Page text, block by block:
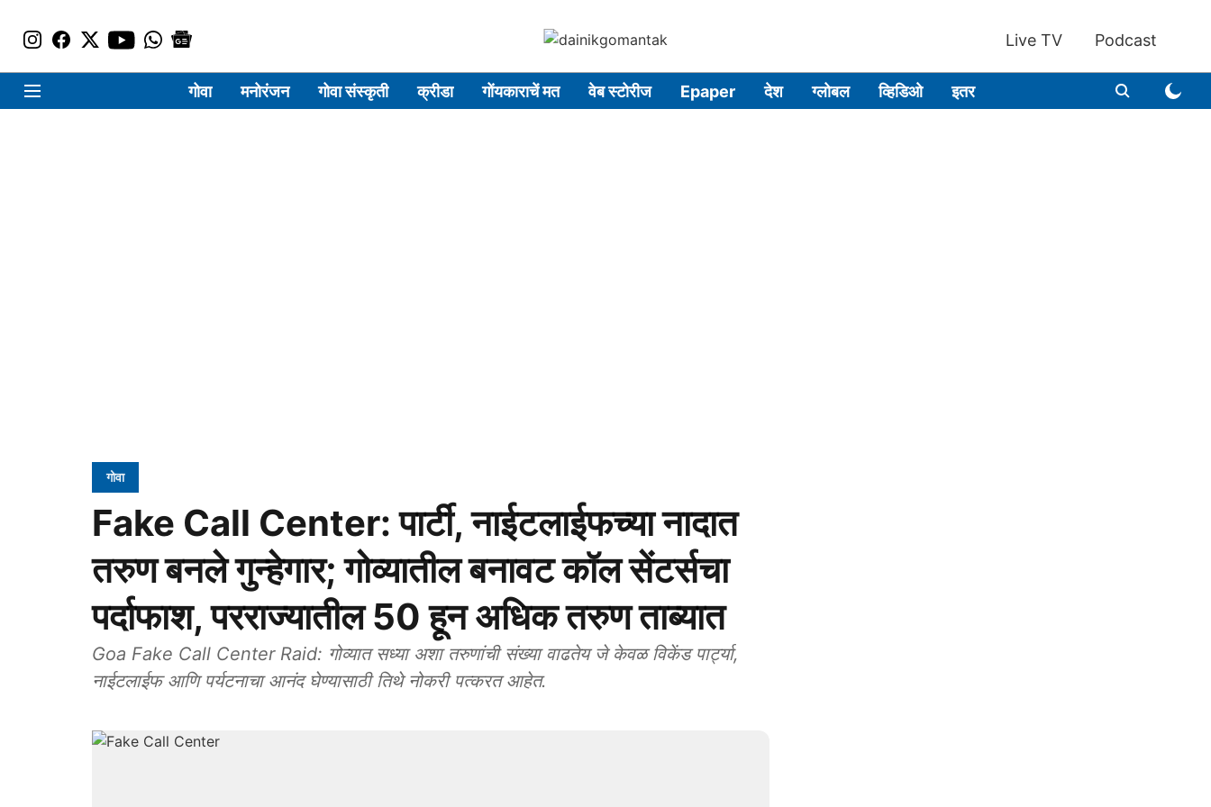
Live TV Podcast
गोवा मनोरंजन गोवा संस्कृती क्रीडा गोंयकाराचें मत वेब स्टोरीज Epaper देश ग्लोबल व्हिडिओ इतर
गोवा
Fake Call Center: पार्टी, नाईटलाईफच्या नादात
तरुण बनले गुन्हेगार; गोव्यातील बनावट कॉल सेंटर्सचा
पर्दाफाश, परराज्यातील 50 हून अधिक तरुण ताब्यात
Goa Fake Call Center Raid: गोव्यात सध्या अशा तरुणांची संख्या वाढतेय जे केवळ विकेंड पार्ट्या,
नाईटलाईफ आणि पर्यटनाचा आनंद घेण्यासाठी तिथे नोकरी पत्करत आहेत.